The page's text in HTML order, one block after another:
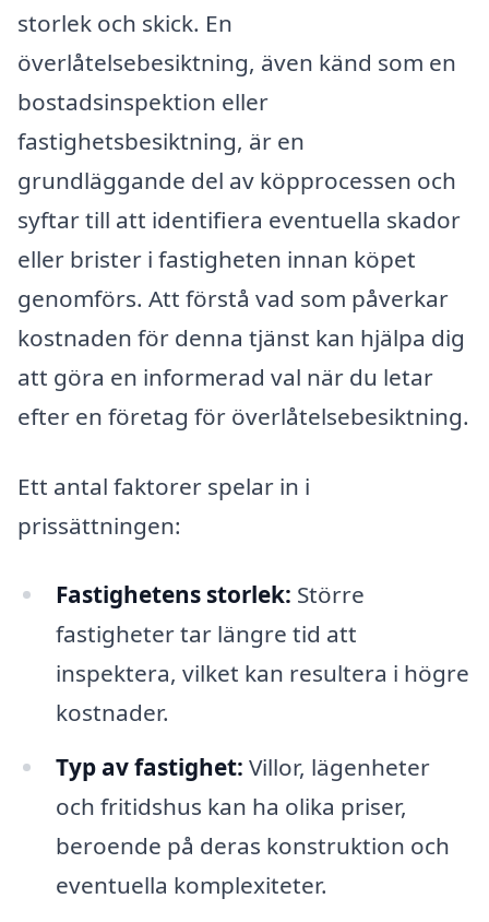
storlek och skick. En
överlåtelsebesiktning, även känd som en
bostadsinspektion eller
fastighetsbesiktning, är en
grundläggande del av köpprocessen och
syftar till att identifiera eventuella skador
eller brister i fastigheten innan köpet
genomförs. Att förstå vad som påverkar
kostnaden för denna tjänst kan hjälpa dig
att göra en informerad val när du letar
efter en företag för överlåtelsebesiktning.
Ett antal faktorer spelar in i
prissättningen:
Fastighetens storlek: Större
fastigheter tar längre tid att
inspektera, vilket kan resultera i högre
kostnader.
Typ av fastighet: Villor, lägenheter
och fritidshus kan ha olika priser,
beroende på deras konstruktion och
eventuella komplexiteter.